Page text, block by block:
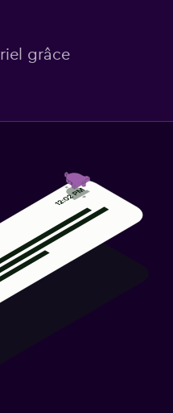
grâce